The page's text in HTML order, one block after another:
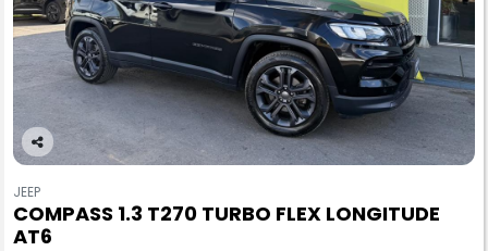
Co
pa
rtil
he
JEEP
COMPASS 1.3 T270 TURBO FLEX LONGITUDE
AT6